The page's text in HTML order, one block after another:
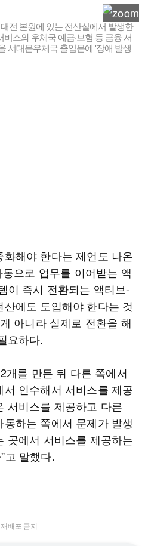
전 본원에 있는 전산실에서 발생한
스와 우체국 예금·보험 등 금융 서
서대문우체국 출입문에 '장애 발생
해야 한다는 제언도 나온
으로 업무를 이어받는 액
이 즉시 전환되는 액티브-
에도 도입해야 한다는 것
아니라 실제로 전환을 해
요하다.
개를 만든 뒤 다른 쪽에서
인수해서 서비스를 제공
서비스를 제공하고 다른
하는 쪽에서 문제가 발생
곳에서 서비스를 제공하는
고 말했다.
배포 금지